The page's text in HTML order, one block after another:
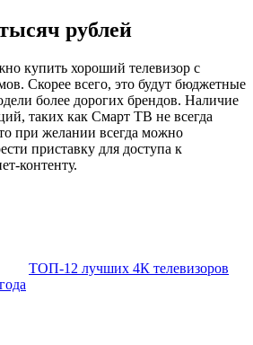
рублей
купить хороший телевизор с
Скорее всего, это будут бюджетные
более дорогих брендов. Наличие
таких как Смарт ТВ не всегда
при желании всегда можно
приставку для доступа к
контенту.
ТОП-12 лучших 4К телевизоров